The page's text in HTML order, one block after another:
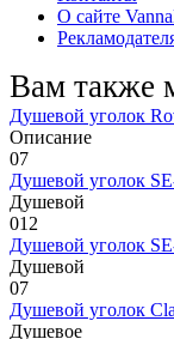
О сайте
Вам также
Душевой уголок
Описание
07
Душевой уголок
Душевой
012
Душевой уголок
Душевой
07
Душевой уголок
Душевое